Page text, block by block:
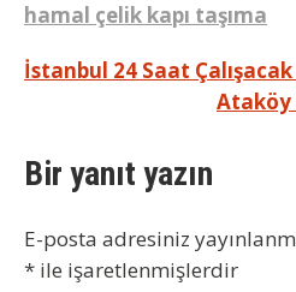
hamal çelik kapı taşıma
Yazı
İstanbul 24 Saat
Ataköy
Bir yanıt yazın
E-posta adresiniz
* ile işaretlenmişlerdir